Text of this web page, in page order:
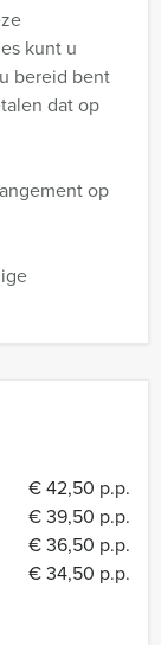
€ 42,50 p.p.
€ 39,50 p.p.
€ 36,50 p.p.
€ 34,50 p.p.
kunt u
bereid bent
dat op
op